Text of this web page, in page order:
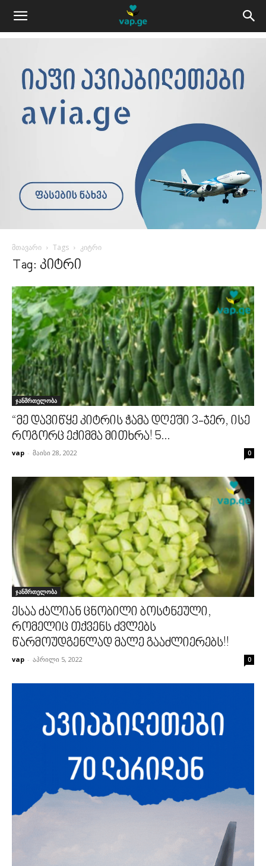
მთავარი Tags კიტრი
Tag: კიტრი
ჯანმრთელობა
“მე დავიწყე კიტრის ჭამა დღეში 3-ჯერ, ისე
როგორც ექიმმა მითხრა! 5...
vap - მაისი 28, 2022 0
ჯანმრთელობა
ესაა ძალიან ცნობილი ბოსტნეული,
რომელიც თქვენს ძვლებს
წარმოუდგენლად მალე გააძლიერებს!!
vap - აპრილი 5, 2022 0